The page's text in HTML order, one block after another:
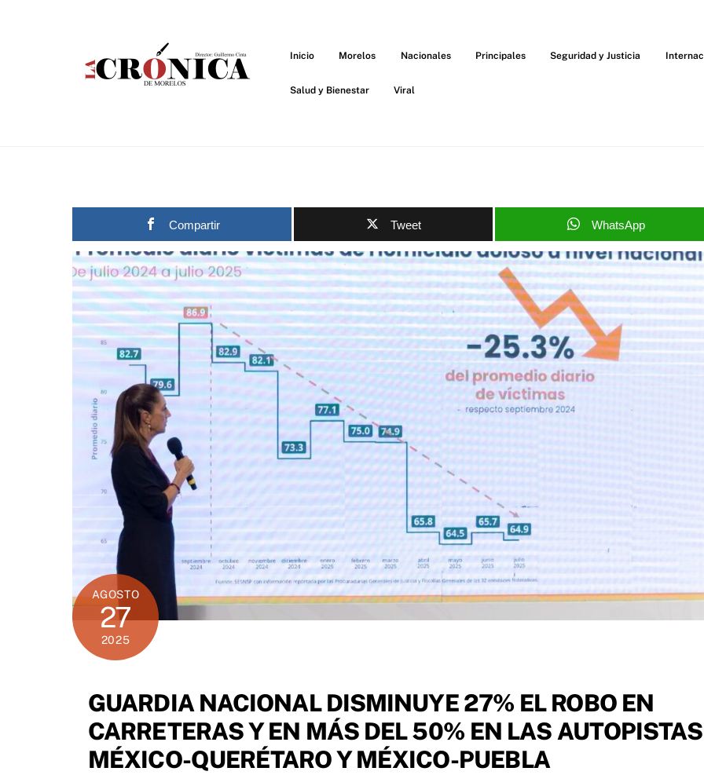
Inicio Morelos Nacionales Principales Seguridad y Justicia
Salud y Bienestar Viral
Compartir Tweet WhatsApp
AGOSTO
27
2025
GUARDIA NACIONAL DISMINUYE 27% EL ROBO EN
CARRETERAS Y EN MÁS DEL 50% EN LAS AUTOPISTAS
MÉXICO-QUERÉTARO Y MÉXICO-PUEBLA